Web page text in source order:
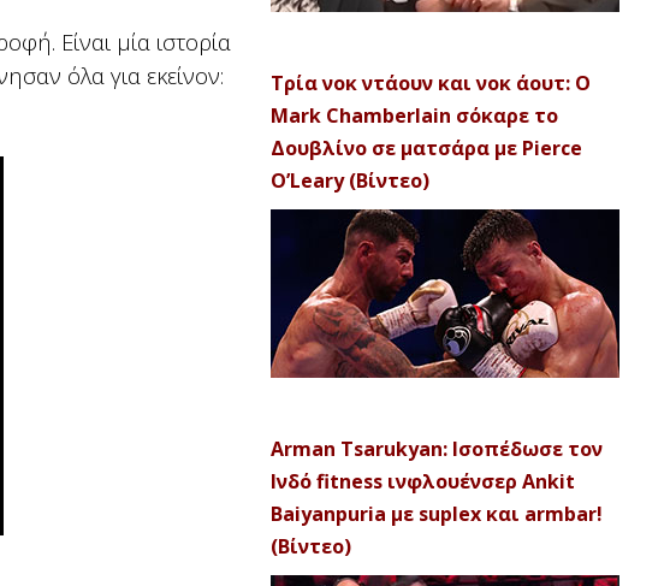
Είναι μία ιστορία
όλα για εκείνον:
Τρία νοκ ντάουν και νοκ άουτ: Ο
Mark Chamberlain σόκαρε το
Δουβλίνο σε ματσάρα με Pierce
O’Leary (Βίντεο)
Arman Tsarukyan: Ισοπέδωσε τον
Ινδό fitness ινφλουένσερ Ankit
Baiyanpuria με suplex και armbar!
(Βίντεο)